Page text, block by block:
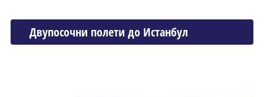
Двупосочни полети до Истанбул